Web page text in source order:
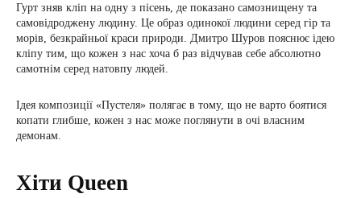
Гурт зняв кліп на одну з пісень, де показано самознищену та
самовідроджену людину. Це образ одинокої людини серед гір та
морів, безкрайньої краси природи. Дмитро Шуров пояснює ідею
кліпу тим, що кожен з нас хоча б раз відчував себе абсолютно
самотнім серед натовпу людей.
Ідея композиції «Пустеля» полягає в тому, що не варто боятися
копати глибше, кожен з нас може поглянути в очі власним
демонам.
Хіти Queen